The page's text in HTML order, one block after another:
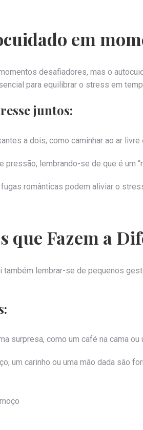
em
desafiadores, mas o
para equilibrar o stress em
juntos:
a dois, como caminhar ao ar livre
lembrando-se de que é um
românticas podem aliviar o
que Fazem a
também lembrar-se de pequenos
surpresa, como um café na cama ou
um carinho ou uma mão dada são